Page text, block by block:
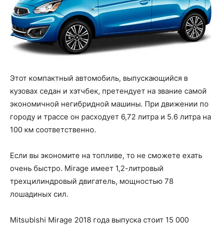
Этот компактный автомобиль, выпускающийся в
кузовах седан и хэтчбек, претендует на звание самой
экономичной негибридной машины. При движении по
городу и трассе он расходует 6,72 литра и 5.6 литра на
100 км соответственно.
Если вы экономите на топливе, то не сможете ехать
очень быстро. Mirage имеет 1,2-литровый
трехцилиндровый двигатель, мощностью 78
лошадиных сил.
Mitsubishi Mirage 2018 года выпуска стоит 15 000